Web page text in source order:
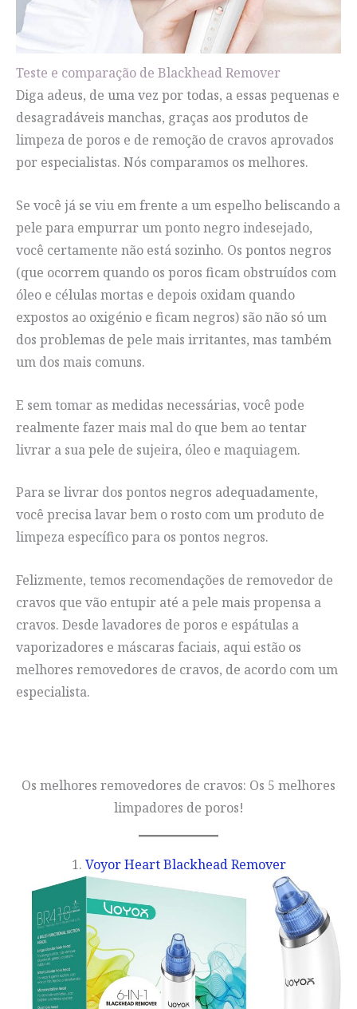
Teste e comparação de Blackhead Remover
Diga adeus, de uma vez por todas, a essas pequenas e
desagradáveis manchas, graças aos produtos de
limpeza de poros e de remoção de cravos aprovados
por especialistas. Nós comparamos os melhores.
Se você já se viu em frente a um espelho beliscando a
pele para empurrar um ponto negro indesejado,
você certamente não está sozinho. Os pontos negros
(que ocorrem quando os poros ficam obstruídos com
óleo e células mortas e depois oxidam quando
expostos ao oxigénio e ficam negros) são não só um
dos problemas de pele mais irritantes, mas também
um dos mais comuns.
E sem tomar as medidas necessárias, você pode
realmente fazer mais mal do que bem ao tentar
livrar a sua pele de sujeira, óleo e maquiagem.
Para se livrar dos pontos negros adequadamente,
você precisa lavar bem o rosto com um produto de
limpeza específico para os pontos negros.
Felizmente, temos recomendações de removedor de
cravos que vão entupir até a pele mais propensa a
cravos. Desde lavadores de poros e espátulas a
vaporizadores e máscaras faciais, aqui estão os
melhores removedores de cravos, de acordo com um
especialista.
Os melhores removedores de cravos: Os 5 melhores
limpadores de poros!
1. Voyor Heart Blackhead Remover